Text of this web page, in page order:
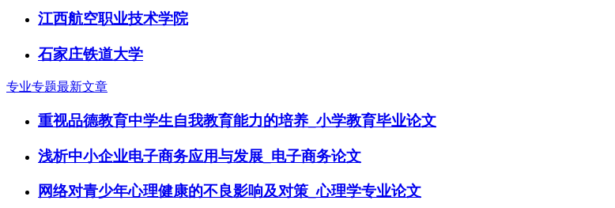
江西航空职业技术学院
石家庄铁道大学
专业专题最新文章
重视品德教育中学生自我教育能力的培养_小学教育毕业论文
浅析中小企业电子商务应用与发展_电子商务论文
网络对青少年心理健康的不良影响及对策_心理学专业论文